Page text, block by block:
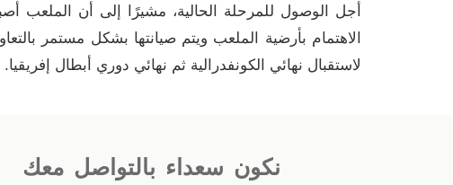
الاهتمام بأرضية الملعب ويتم صيانتها بشكل مستمر
لاستقبال نهائي الكونفدرالية ثم نهائي دوري أبطال إفريقيا.
نكون سعداء بالتواصل معك